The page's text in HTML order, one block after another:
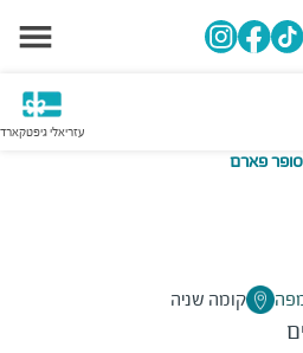
עזריאלי גיפטקארד
סופר פארם
קומה שניה